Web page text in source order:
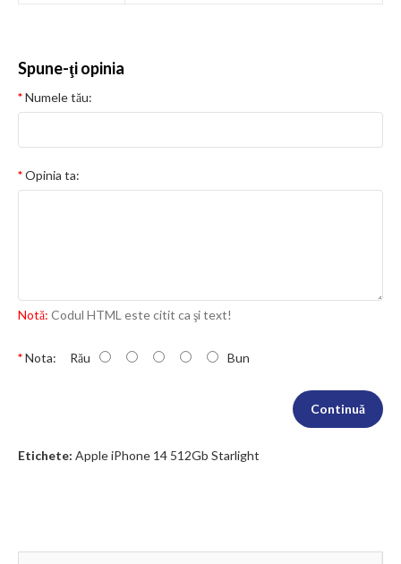
Spune-ţi opinia
Numele tău:
Opinia ta:
Notă: Codul HTML este citit ca şi text!
Nota: Rău Bun
Continuă
Etichete: Apple iPhone 14 512Gb Starlight